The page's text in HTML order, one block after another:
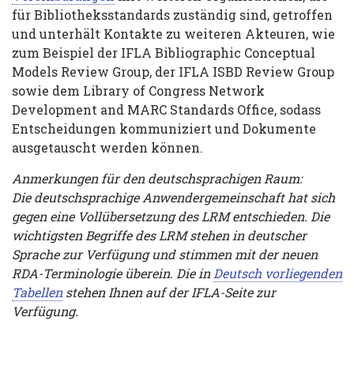
für Bibliotheksstandards zuständig sind, getroffen
und unterhält Kontakte zu weiteren Akteuren, wie
zum Beispiel der IFLA Bibliographic Conceptual
Models Review Group, der IFLA ISBD Review Group
sowie dem Library of Congress Network
Development and MARC Standards Office, sodass
Entscheidungen kommuniziert und Dokumente
ausgetauscht werden können.
Anmerkungen für den deutschsprachigen Raum:
Die deutschsprachige Anwendergemeinschaft hat sich
gegen eine Vollübersetzung des LRM entschieden. Die
wichtigsten Begriffe des LRM stehen in deutscher
Sprache zur Verfügung und stimmen mit der neuen
RDA-Terminologie überein. Die in Deutsch vorliegenden
Tabellenstehen Ihnen auf der IFLA-Seite zur
Verfügung.